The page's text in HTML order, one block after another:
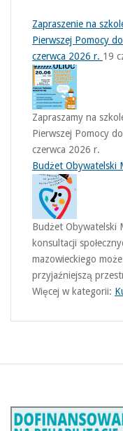
Zapraszenie na
Pierwszej Pomocy
czerwca 2026 r. 19
Zapraszamy na
Pierwszej Pomocy
czerwca 2026 r.
Budżet Obywatelski
Budżet Obywatelski
konsultacji
mazowieckiego
przyjaźniejszą
Więcej w kategorii: